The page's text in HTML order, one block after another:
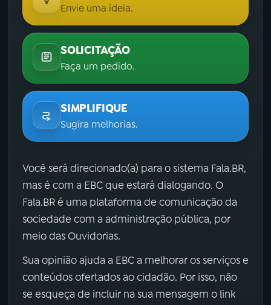
Envie uma ideia.
SOLICITAÇÃO
Faça um pedido.
SIMPLIFIQUE
Sugira melhorias.
Você será direcionado(a) para o sistema Fala.BR,
mas é com a EBC que estará dialogando. O
Fala.BR é uma plataforma de comunicação da
sociedade com a administração pública, por
meio das Ouvidorias.
Sua opinião ajuda a EBC a melhorar os serviços e
conteúdos ofertados ao cidadão. Por isso, não
se esqueça de incluir na sua mensagem o link